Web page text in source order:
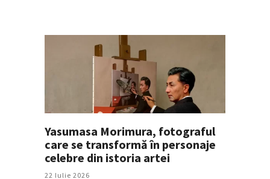
Yasumasa Morimura, fotograful
care se transformă în personaje
celebre din istoria artei
22 Iulie 2026